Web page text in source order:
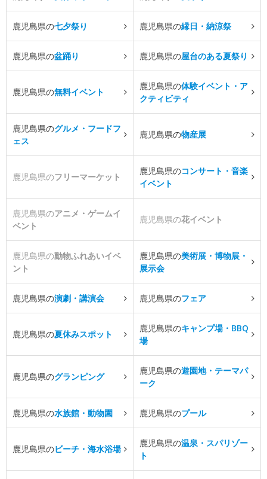
鹿児島県の七夕祭り 鹿児島県の縁日・納涼祭
鹿児島県の盆踊り 鹿児島県の屋台のある夏祭り
鹿児島県の無料イベント
鹿児島県の体験イベント・ア
クティビティ
鹿児島県のグルメ・フードフ
ェス
鹿児島県の物産展
鹿児島県のフリーマーケット
鹿児島県のコンサート・音楽
イベント
鹿児島県のアニメ・ゲームイ
ベント
鹿児島県の花イベント
鹿児島県の動物ふれあいイベ
ント
鹿児島県の美術展・博物展・
展示会
鹿児島県の演劇・講演会 鹿児島県のフェア
鹿児島県の夏休みスポット
鹿児島県のキャンプ場・BBQ
場
鹿児島県のグランピング
鹿児島県の遊園地・テーマパ
ーク
鹿児島県の水族館・動物園 鹿児島県のプール
鹿児島県のビーチ・海水浴場
鹿児島県の温泉・スパリゾー
ト